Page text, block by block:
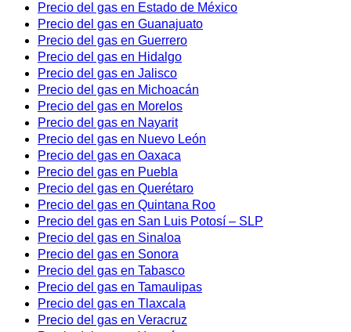
Precio del gas en Estado de México
Precio del gas en Guanajuato
Precio del gas en Guerrero
Precio del gas en Hidalgo
Precio del gas en Jalisco
Precio del gas en Michoacán
Precio del gas en Morelos
Precio del gas en Nayarit
Precio del gas en Nuevo León
Precio del gas en Oaxaca
Precio del gas en Puebla
Precio del gas en Querétaro
Precio del gas en Quintana Roo
Precio del gas en San Luis Potosí – SLP
Precio del gas en Sinaloa
Precio del gas en Sonora
Precio del gas en Tabasco
Precio del gas en Tamaulipas
Precio del gas en Tlaxcala
Precio del gas en Veracruz